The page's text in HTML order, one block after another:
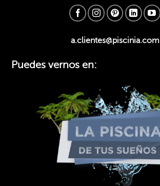
a.clientes@piscinia.com
Puedes vernos en: